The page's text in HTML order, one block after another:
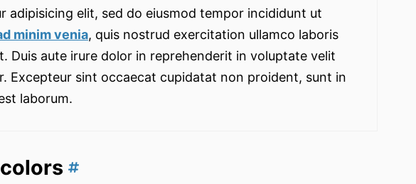
adipisicing elit, sed do eiusmod tempor incididunt ut
minim venia, quis nostrud exercitation ullamco laboris
Duis aute irure dolor in reprehenderit in voluptate velit
Excepteur sint occaecat cupidatat non proident, sunt in
laborum.